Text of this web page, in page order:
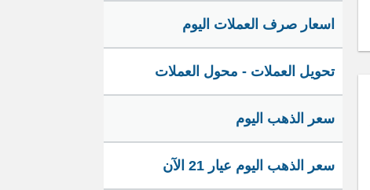
اسعار صرف العملات اليوم
تحويل العملات - محول العملات
سعر الذهب اليوم
سعر الذهب اليوم عيار 21 الآن